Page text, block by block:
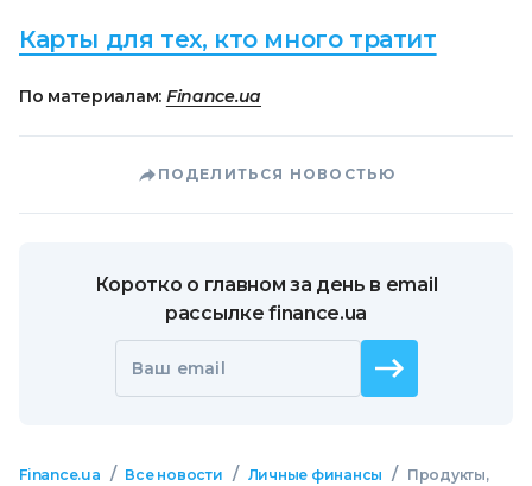
Карты для тех, кто много тратит
По материалам: Finance.ua
ПОДЕЛИТЬСЯ НОВОСТЬЮ
Коротко о главном за день в email
рассылке finance.ua
Ваш email
Finance.ua / Все новости / Личные финансы /
Продукты,